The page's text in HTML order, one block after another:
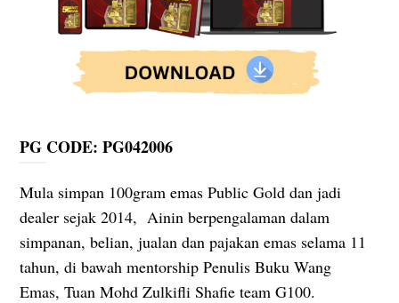
PG CODE: PG042006
Mula simpan 100gram emas Public Gold dan jadi
dealer sejak 2014, Ainin berpengalaman dalam
simpanan, belian, jualan dan pajakan emas selama 11
tahun, di bawah mentorship Penulis Buku Wang
Emas, Tuan Mohd Zulkifli Shafie team G100.